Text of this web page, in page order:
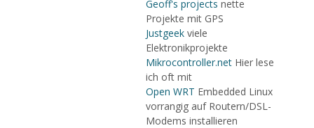
Geoff's projects nette
Projekte mit GPS
Justgeekviele
Elektronikprojekte
Mikrocontroller.netHier lese
ich oft mit
Open WRT Embedded Linux
vorrangig auf Routern/DSL-
Modems installieren